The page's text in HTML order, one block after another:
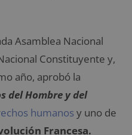
Asamblea Nacional
Constituyente y,
año, aprobó la
del Hombre y del
humanosy uno de
Francesa.